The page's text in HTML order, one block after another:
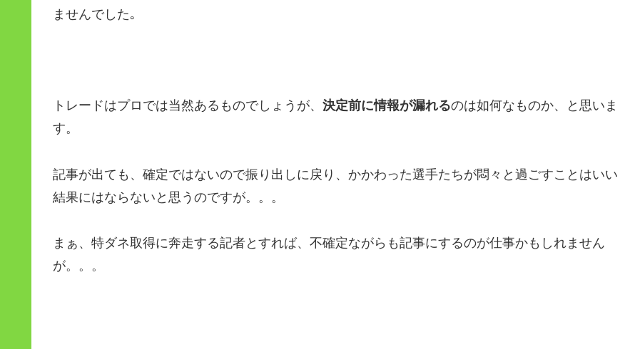
ませんでした｡
トレードはプロでは当然あるものでしょうが、 決定前に情報が漏れるのは如何なものか、と思いま
す。
記事が出ても、確定ではないので振り出しに戻り、かかわった選手たちが悶々と過ごすことはいい
結果にはならないと思うのですが。。。
まぁ、特ダネ取得に奔走する記者とすれば、不確定ながらも記事にするのが仕事かもしれません
が。。。